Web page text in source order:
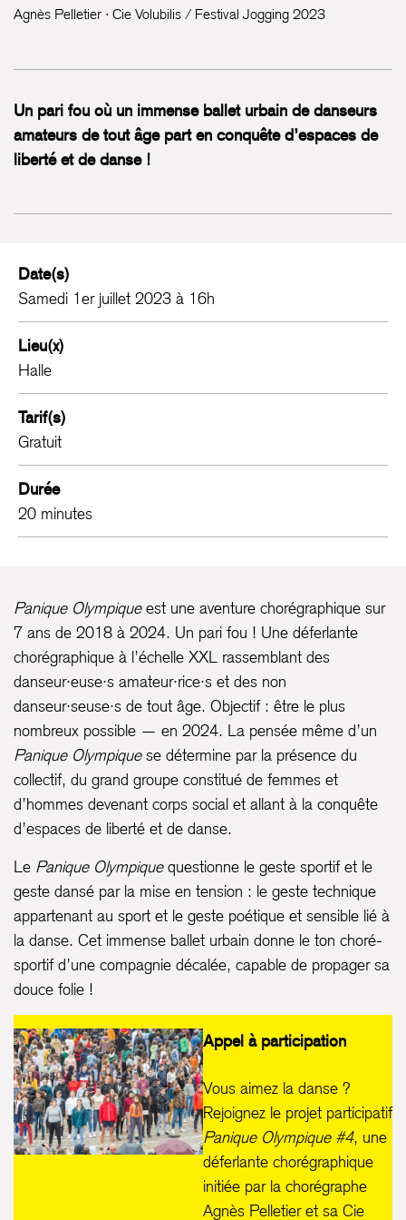
Agnès Pelletier · Cie Volubilis / Festival Jogging 2023
Un pari fou où un immense ballet urbain de danseurs
amateurs de tout âge part en conquête d’espaces de
liberté et de danse !
Date(s)
Samedi 1er juillet 2023 à 16h
Lieu(x)
Halle
Tarif(s)
Gratuit
Durée
20 minutes
Panique Olympiqueest une aventure chorégraphique sur
7 ans de 2018 à 2024. Un pari fou ! Une déferlante
chorégraphique à l’échelle XXL rassemblant des
danseur·euse·s amateur·rice·s et des non
danseur·seuse·s de tout âge. Objectif : être le plus
nombreux possible — en 2024. La pensée même d’un
Panique Olympiquese détermine par la présence du
collectif, du grand groupe constitué de femmes et
d’hommes devenant corps social et allant à la conquête
d’espaces de liberté et de danse.
Le Panique Olympiquequestionne le geste sportif et le
geste dansé par la mise en tension : le geste technique
appartenant au sport et le geste poétique et sensible lié à
la danse. Cet immense ballet urbain donne le ton choré-
sportif d’une compagnie décalée, capable de propager sa
douce folie !
Appel à participation
Vous aimez la danse ?
Rejoignez le projet participatif
Panique Olympique #4, une
déferlante chorégraphique
initiée par la chorégraphe
Agnès Pelletier et sa Cie